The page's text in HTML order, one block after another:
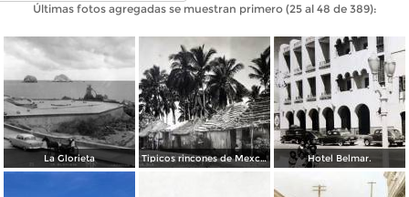
Últimas fotos agregadas se muestran primero (25 al 48 de 389):
La Glorieta Tipicos rincones de Mexcaltitancito. Hotel Belmar.